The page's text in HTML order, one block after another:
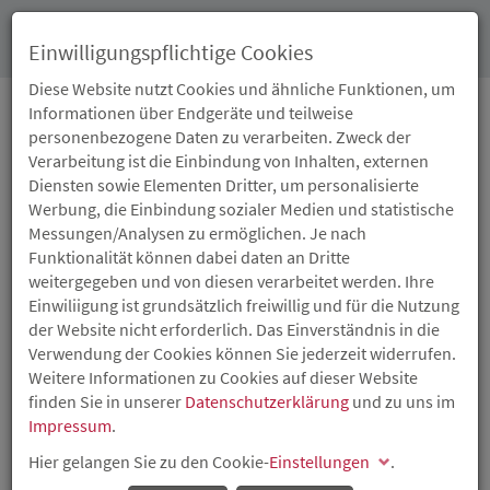
25.02.2025
BEZAHLBARES UND
KLIMAGERECHTES
WOHNEN IN WIRGES:
FÖRDERBESCHEID AN
KOCH IMMOBILIEN GBR
ISB-Darlehen
Tilgungszuschuss von rund 2,4 Millionen Euro
Einwilligungspflichtige Cookies
Diese Website nutzt Cookies und ähnliche Funktionen, um
Informationen über Endgeräte und teilweise
personenbezogene Daten zu verarbeiten. Zweck der
Verarbeitung ist die Einbindung von Inhalten, externen
Diensten sowie Elementen Dritter, um personalisierte
Werbung, die Einbindung sozialer Medien und statistische
Messungen/Analysen zu ermöglichen. Je nach
Funktionalität können dabei daten an Dritte
weitergegeben und von diesen verarbeitet werden. Ihre
Einwiliigung ist grundsätzlich freiwillig und für die Nutzung
der Website nicht erforderlich. Das Einverständnis in die
Verwendung der Cookies können Sie jederzeit widerrufen.
Weitere Informationen zu Cookies auf dieser Website
finden Sie in unserer Datenschutzerklärung und zu uns im
Impressum.
Hier gelangen Sie zu den Cookie-Einstellungen
.